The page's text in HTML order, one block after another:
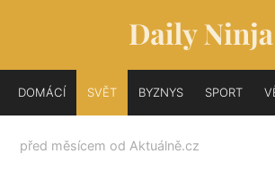
DOMÁCÍ SVĚT BYZNYS SPORT
před měsícem od Aktuálně.cz